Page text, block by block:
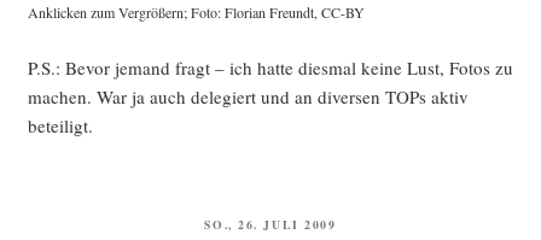
Ankli­cken zum Ver­grö­ßern; Foto: Flo­ri­an Freundt, CC-BY
P.S.: Bevor jemand fragt – ich hat­te dies­mal kei­ne Lust, Fotos zu
machen. War ja auch dele­giert und an diver­sen TOPs aktiv
beteiligt.
VERÖFFENTLICHT
SO., 26. JULI 2009